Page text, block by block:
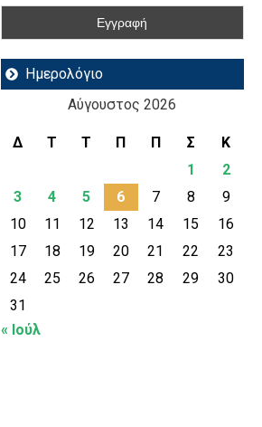
Ημερολόγιο
Αύγουστος 2026
Δ Τ Τ Π Π Σ
Κ
1
2
3
4 5 6 7 8
9
10
11 12 13 14 15
16
17
18 19 20 21 22
23
24
25 26 27 28 29
30
31
« Ιούλ